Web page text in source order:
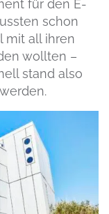
für den E-
schon
mit all ihren
wollten –
stand also